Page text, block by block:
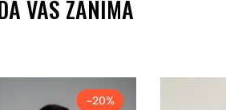
VAS ZANIMA
-20%